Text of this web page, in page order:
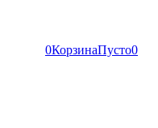
0КорзинаПусто0